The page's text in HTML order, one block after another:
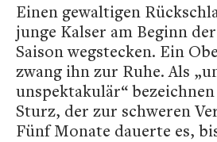
Einen gewaltigen
junge Kalser am Beginn
Saison wegstecken. Ein
zwang ihn zur Ruhe. Als
unspektakulär“
Sturz, der zur schweren
Fünf Monate dauerte es,